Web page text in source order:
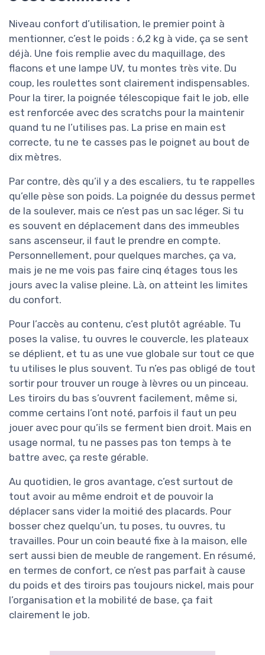
Niveau confort d’utilisation, le premier point à
mentionner, c’est le poids : 6,2 kg à vide, ça se sent
déjà. Une fois remplie avec du maquillage, des
flacons et une lampe UV, tu montes très vite. Du
coup, les roulettes sont clairement indispensables.
Pour la tirer, la poignée télescopique fait le job, elle
est renforcée avec des scratchs pour la maintenir
quand tu ne l’utilises pas. La prise en main est
correcte, tu ne te casses pas le poignet au bout de
dix mètres.
Par contre, dès qu’il y a des escaliers, tu te rappelles
qu’elle pèse son poids. La poignée du dessus permet
de la soulever, mais ce n’est pas un sac léger. Si tu
es souvent en déplacement dans des immeubles
sans ascenseur, il faut le prendre en compte.
Personnellement, pour quelques marches, ça va,
mais je ne me vois pas faire cinq étages tous les
jours avec la valise pleine. Là, on atteint les limites
du confort.
Pour l’accès au contenu, c’est plutôt agréable. Tu
poses la valise, tu ouvres le couvercle, les plateaux
se déplient, et tu as une vue globale sur tout ce que
tu utilises le plus souvent. Tu n’es pas obligé de tout
sortir pour trouver un rouge à lèvres ou un pinceau.
Les tiroirs du bas s’ouvrent facilement, même si,
comme certains l’ont noté, parfois il faut un peu
jouer avec pour qu’ils se ferment bien droit. Mais en
usage normal, tu ne passes pas ton temps à te
battre avec, ça reste gérable.
Au quotidien, le gros avantage, c’est surtout de
tout avoir au même endroit et de pouvoir la
déplacer sans vider la moitié des placards. Pour
bosser chez quelqu’un, tu poses, tu ouvres, tu
travailles. Pour un coin beauté fixe à la maison, elle
sert aussi bien de meuble de rangement. En résumé,
en termes de confort, ce n’est pas parfait à cause
du poids et des tiroirs pas toujours nickel, mais pour
l’organisation et la mobilité de base, ça fait
clairement le job.